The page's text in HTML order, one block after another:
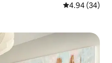
평점 4.94점(5
4.94 (34)